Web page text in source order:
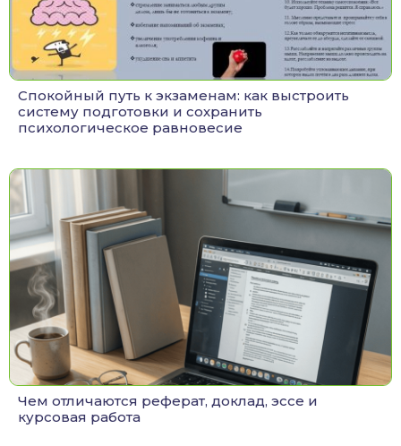
Спокойный путь к экзаменам: как выстроить
систему подготовки и сохранить
психологическое равновесие
Чем отличаются реферат, доклад, эссе и
курсовая работа